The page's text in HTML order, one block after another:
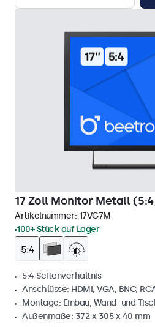
17 Zoll Monitor Metall
Artikelnummer: 17VG7M
100+ Stück auf Lager
5:4 Seitenverhältnis
Anschlüsse: HDMI, VGA, BNC,
Montage: Einbau, Wand- und
Außenmaße: 372 x 305 x 40 mm